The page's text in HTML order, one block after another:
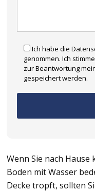
Ich habe die
genommen. Ich
zur Beantwortung
gespeichert werden.
Wenn Sie nach
Boden mit Wasser
Decke tropft, sollten